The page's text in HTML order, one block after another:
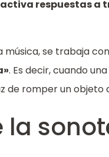
activa respuestas a
se trabaja
. Es decir, cuando
de romper un objeto
la